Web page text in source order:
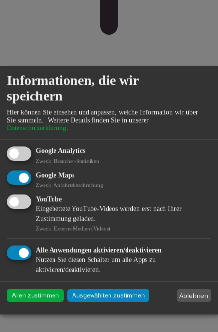
Bürgerservice
Informationen, die wir
speichern
Hier können Sie einsehen und anpassen, welche Information wir über
Sie sammeln. Weitere Details finden Sie in unserer
Datenschutzerklärung.
Google Analytics
Zweck: Besucher-Statistiken
Google Maps
Zweck: Anfahrtsbeschreibung
YouTube
Eingebettete YouTube-Videos werden erst nach Ihrer
Zustimmung geladen.
Zweck: Externe Medien (Videos)
Alle Anwendungen aktivieren/deaktivieren
Nutzen Sie diesen Schalter um alle Apps zu
aktivieren/deaktivieren.
Allen zustimmen Ausgewählten zustimmen Ablehnen